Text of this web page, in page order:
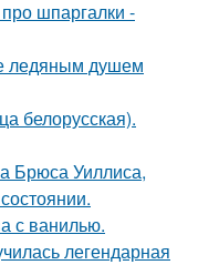
шпаргалки -
ледяным душем
белорусская).
Брюса Уиллиса,
с ванилью.
легендарная